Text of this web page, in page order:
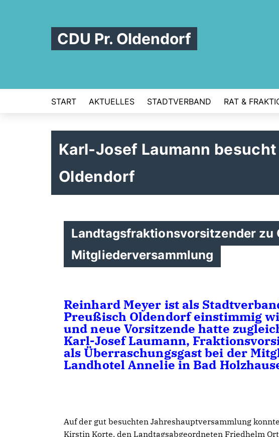
CDU Pr. Oldendorf
START AKTUELLES STADTVERBAND RAT &
Karl-Josef Laumann
Oldendorf
Landtagsfraktionsvorsitzender zu
Mitgliederversammlung
Reinhard Meyer ist als
Preußisch Oldendorf einstimmig
und neue Vorsitzende hatte
Karl-Josef Laumann,
als Überraschungsgast bei der
Landhotel Annelie in Bad
Auf der gut besuchten Jahreshauptversammlung
Kirstin Korte, den Landtagsabgeordneten Friedhelm